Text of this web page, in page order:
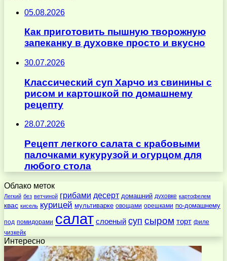
05.08.2026
Как приготовить пышную творожную
запеканку в духовке просто и вкусно
30.07.2026
Классический суп Харчо из свинины с
рисом и картошкой по домашнему
рецепту
28.07.2026
Рецепт легкого салата с крабовыми
палочками кукурузой и огурцом для
любого стола
Облако меток
Легкий без ветчиной грибами десерт домашний духовке картофелем
квас кисель курицей мультиварке овощами орешками по-домашнему
под помидорами салат слоеный суп сыром торт филе
чизкейк
Интересно